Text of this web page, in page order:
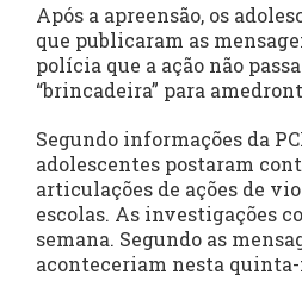
Após a apreensão, os
que publicaram as
polícia que a ação não
“brincadeira” para
Segundo informações da
adolescentes postaram
articulações de ações de
escolas. As investigações
semana. Segundo as
aconteceriam nesta quinta-